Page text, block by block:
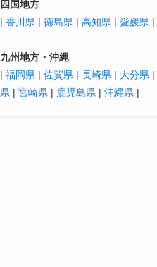
四国地方
| 香川県 | 徳島県 | 高知県 | 愛媛県 |
九州地方・沖縄
| 福岡県 | 佐賀県 | 長崎県 | 大分県 |
県 | 宮崎県 | 鹿児島県 | 沖縄県 |